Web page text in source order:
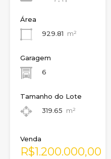
Área
929.81 m²
Garagem
6
Tamanho do Lote
319.65 m²
Venda
R$1.200.000,00